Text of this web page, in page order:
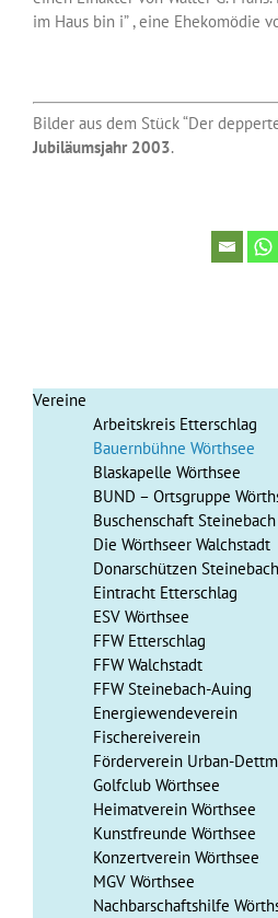
im Haus bin i” , eine Ehekomödie
Bilder aus dem Stück “Der
Jubiläumsjahr 2003.
Vereine
Arbeitskreis Etterschlag
Bauernbühne Wörthsee
Blaskapelle Wörthsee
BUND – Ortsgruppe
Buschenschaft Steinebach
Die Wörthseer Walchstadt
Donarschützen Steinebach
Eintracht Etterschlag
ESV Wörthsee
FFW Etterschlag
FFW Walchstadt
FFW Steinebach-Auing
Energiewendeverein
Fischereiverein
Förderverein Urban-
Golfclub Wörthsee
Heimatverein Wörthsee
Kunstfreunde Wörthsee
Konzertverein Wörthsee
MGV Wörthsee
Nachbarschaftshilfe